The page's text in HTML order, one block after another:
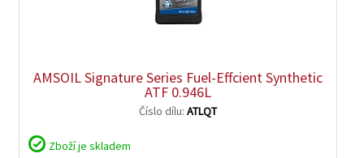
AMSOIL Signature Series Fuel-Effcient Synthetic
ATF 0.946L
Číslo dílu: ATLQT
Zboží je skladem
zobrazit